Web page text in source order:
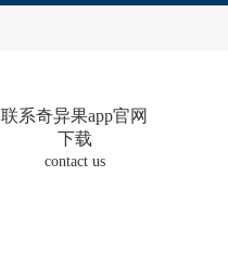
联系奇异果app官网
下载
contact us